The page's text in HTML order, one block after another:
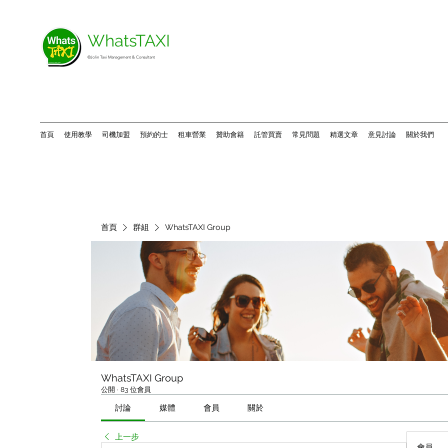
WhatsTAXI
©Jolin Taxi Management & Consultant
首頁 使用教學 司機加盟 預約的士 租車營業 贊助會籍 託管買賣 常見問題 精選文章 意見討論 關於我們
首頁 群組 WhatsTAXI Group
WhatsTAXI Group
公開 · 83 位會員
討論 媒體 會員 關於
上一步